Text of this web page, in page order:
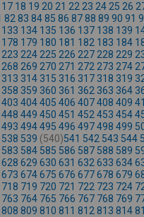
17 18 19 20 21 22 23 24 25 26
82 83 8485 86 8788 89 90 91
133 134 135 136 137 138 139
178 179 180 181 182 183 184
223 224 225 226 227 228 229
268 269 270 271 272 273 274
313 314 315 316 317 318 319
358 359 360 361 362 363 364
403 404405 406 407408 409
448 449 450 451 452 453 454
493 494495 496 497498 499
538 539 (540)541 542 543 544
583 584 585 586 587 588 589
628 629 630 631 632 633 634
673 674675 676 677678 679
718 719 720 721 722 723 724
763 764 765 766 767 768 769
808 809 810 811 812 813 814